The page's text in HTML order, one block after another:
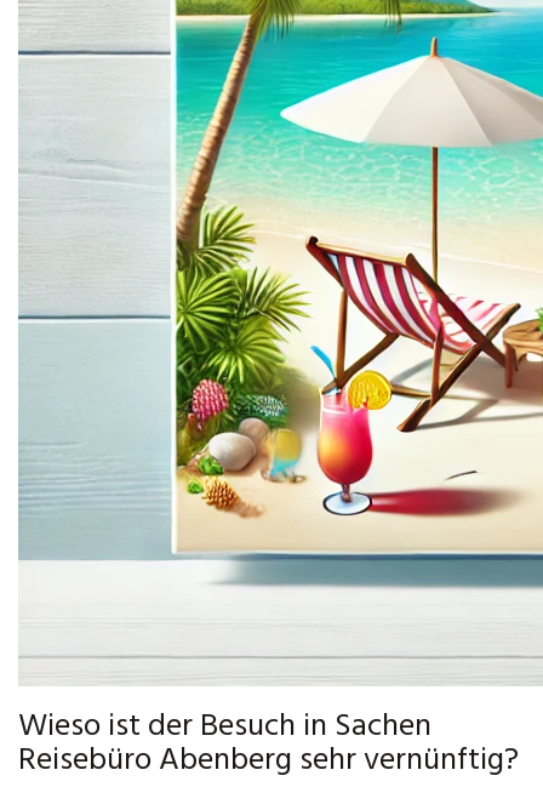
Wieso ist der Besuch in Sachen
Reisebüro Abenberg sehr vernünftig?